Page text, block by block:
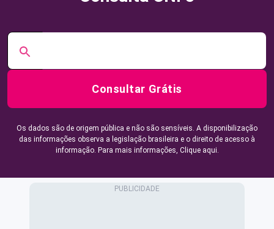
Consultar Grátis
Os dados são de origem pública e não são sensíveis. A disponibilização
das informações observa a legislação brasileira e o direito de acesso à
informação. Para mais informações, Clique aqui.